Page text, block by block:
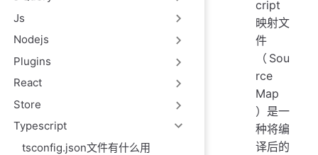
Js
Nodejs
Plugins
React
Store
Typescript
tsconfig.json文件有什么用
cript
映射文
件
（Sou
rce
Map
）是一
种将编
译后的